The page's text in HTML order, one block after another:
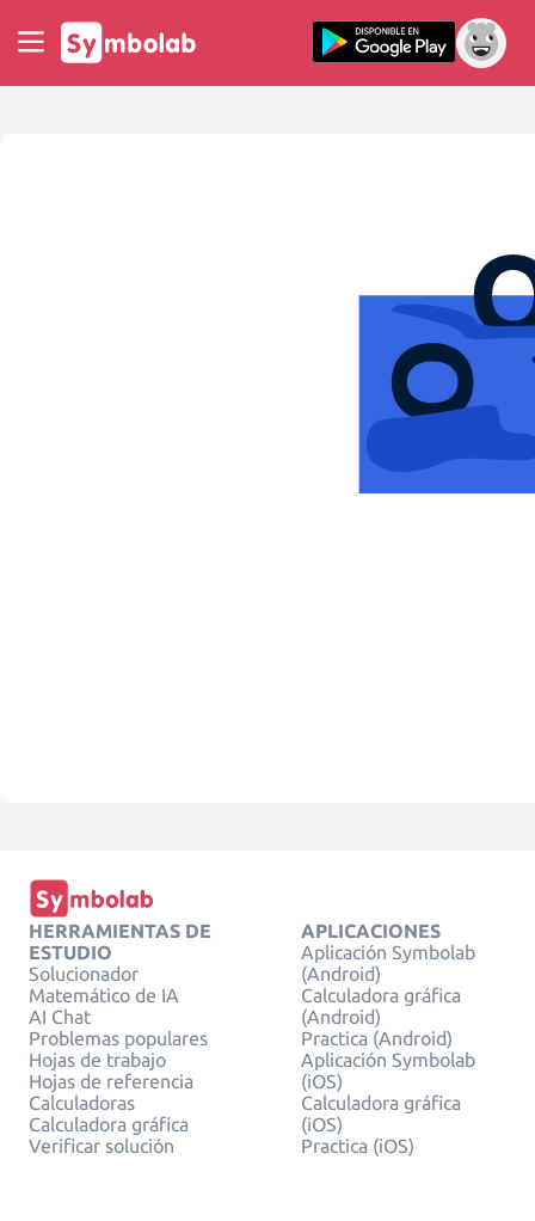
HERRAMIENTAS DE
ESTUDIO
Solucionador
Matemático de IA
AI Chat
Problemas populares
Hojas de trabajo
Hojas de referencia
Calculadoras
Calculadora gráfica
Verificar solución
APLICACIONES
Aplicación Symbolab
(Android)
Calculadora gráfica
(Android)
Practica (Android)
Aplicación Symbolab
(iOS)
Calculadora gráfica
(iOS)
Practica (iOS)